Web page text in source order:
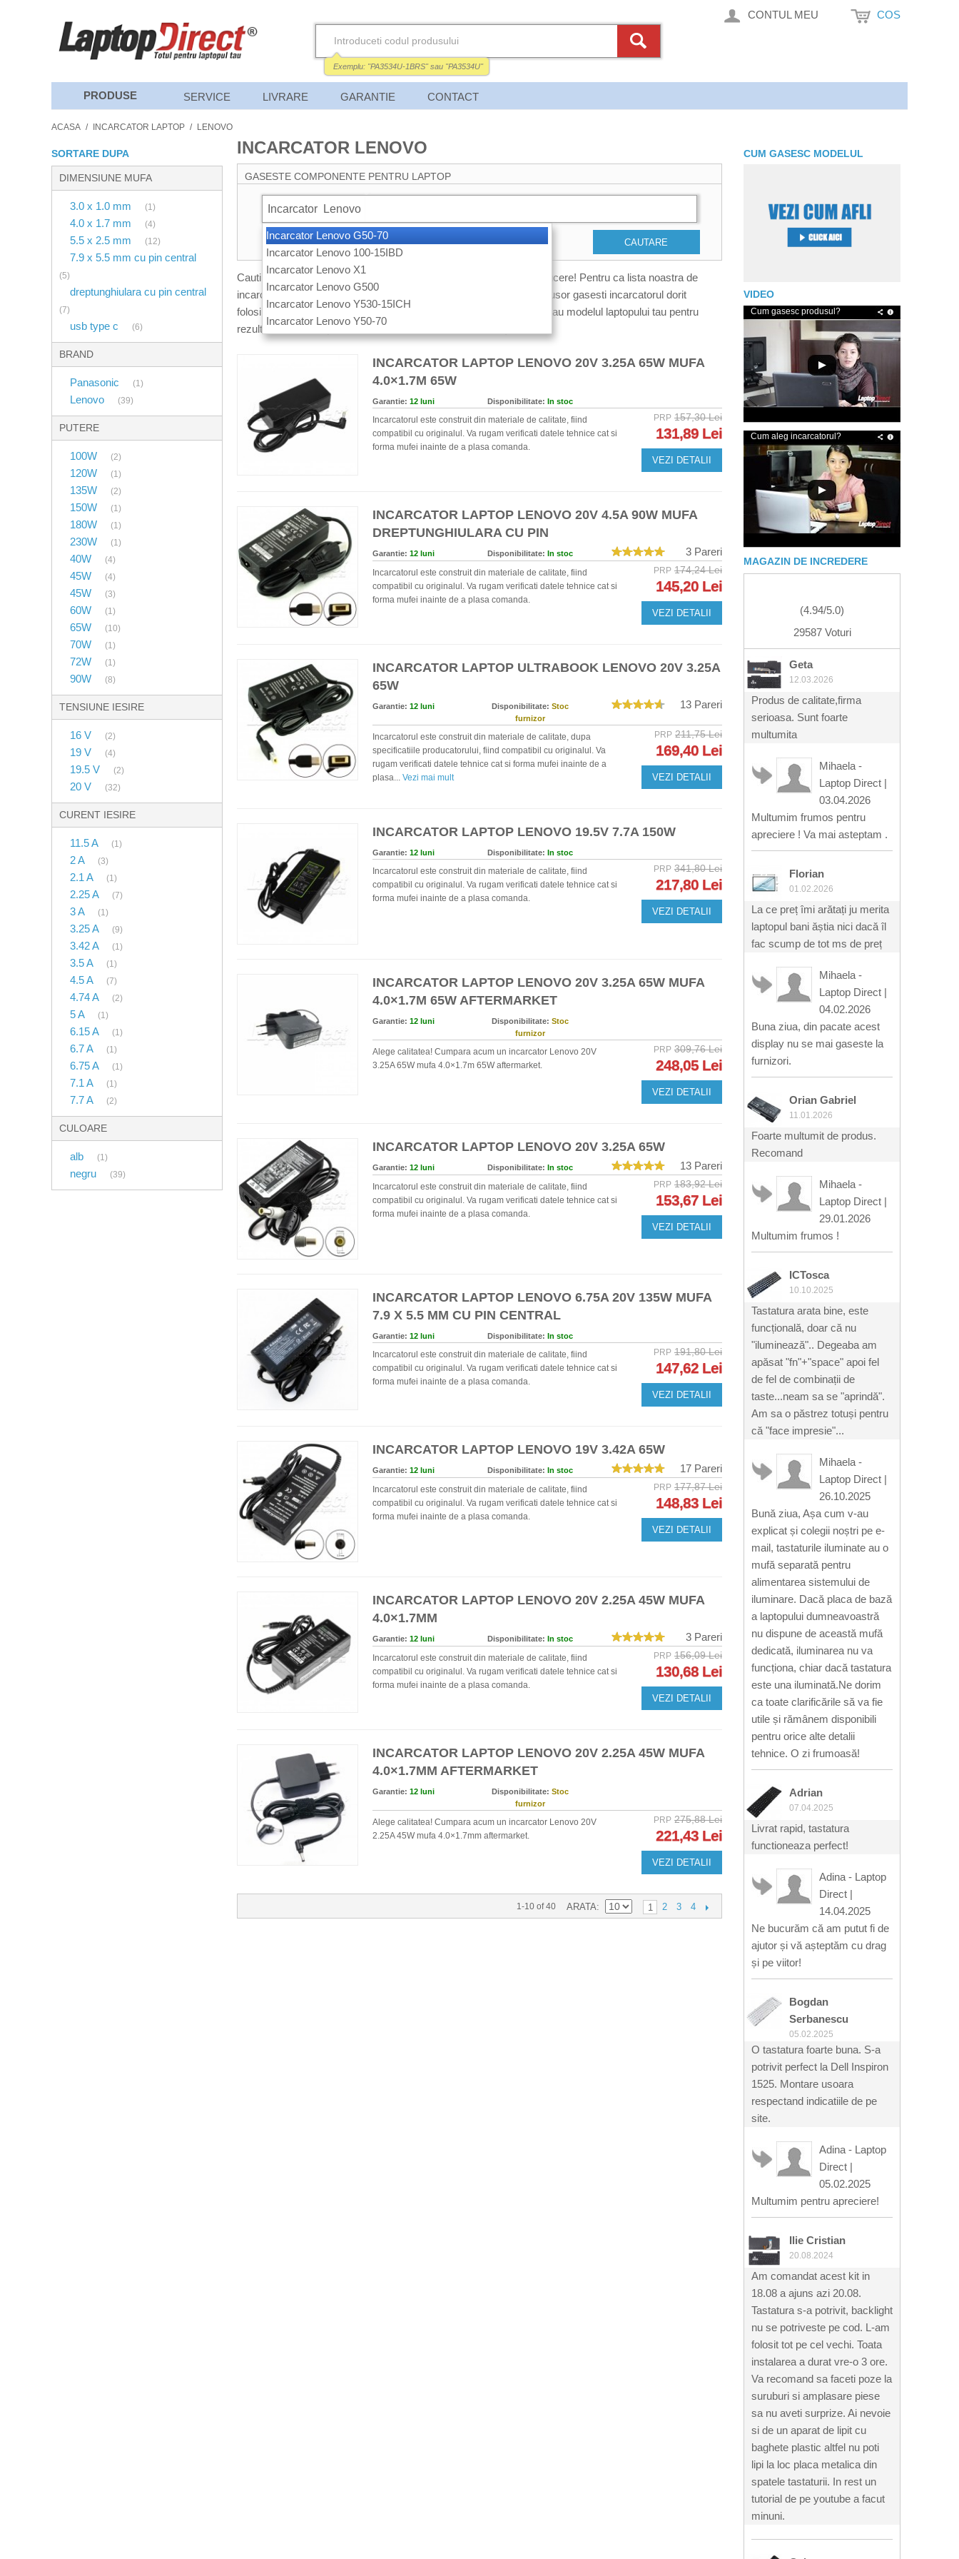
CONTUL MEU COS
PRODUSE SERVICE LIVRARE GARANTIE CONTACT
Exemplu: "PA3534U-1BRS" sau "PA3534U"
ACASA / INCARCATOR LAPTOP / LENOVO
SORTARE DUPA
DIMENSIUNE MUFA
3.0 x 1.0 mm (1)
4.0 x 1.7 mm (4)
5.5 x 2.5 mm (12)
7.9 x 5.5 mm cu pin central
(5)
dreptunghiulara cu pin central
(7)
usb type c (6)
BRAND
Panasonic (1)
Lenovo (39)
PUTERE
100W (2)
120W (1)
135W (2)
150W (1)
180W (1)
230W (1)
40W (4)
45W (4)
45W (3)
60W (1)
65W (10)
70W (1)
72W (1)
90W (8)
TENSIUNE IESIRE
16 V (2)
19 V (4)
19.5 V (2)
20 V (32)
CURENT IESIRE
11.5 A (1)
2 A (3)
2.1 A (1)
2.25 A (7)
3 A (1)
3.25 A (9)
3.42 A (1)
3.5 A (1)
4.5 A (7)
4.74 A (2)
5 A (1)
6.15 A (1)
6.7 A (1)
6.75 A (1)
7.1 A (1)
7.7 A (2)
CULOARE
alb (1)
negru (39)
INCARCATOR LENOVO
GASESTE COMPONENTE PENTRU LAPTOP
Incarcator Lenovo
Incarcator Lenovo G50-70
Incarcator Lenovo 100-15IBD
Incarcator Lenovo X1
Incarcator Lenovo G500
Incarcator Lenovo Y530-15ICH
Incarcator Lenovo Y50-70
CAUTARE
Cauti un incarcator de laptop IBM Lenovo? Noi il avem acum la reducere! Pentru ca lista noastra de
incarcatoare pentru laptopuri IBM Lenovo este foarte mare, cel mai usor gasesti incarcatorul dorit
folosind casuta de cautare de mai sus. Introdu codul incarcatorului sau modelul laptopului tau pentru
rezultate relevante (ex: incarcator T80 sau doar codul T80).
INCARCATOR LAPTOP LENOVO 20V 3.25A 65W MUFA
4.0×1.7M 65W
Garantie: 12 luni Disponibilitate: In stoc
Incarcatorul este construit din materiale de calitate, fiind
compatibil cu originalul. Va rugam verificati datele tehnice cat si
forma mufei inainte de a plasa comanda.
PRP 157,30 Lei
131,89 Lei
VEZI DETALII
INCARCATOR LAPTOP LENOVO 20V 4.5A 90W MUFA
DREPTUNGHIULARA CU PIN
Garantie: 12 luni Disponibilitate: In stoc 3 Pareri
Incarcatorul este construit din materiale de calitate, fiind
compatibil cu originalul. Va rugam verificati datele tehnice cat si
forma mufei inainte de a plasa comanda.
PRP 174,24 Lei
145,20 Lei
VEZI DETALII
INCARCATOR LAPTOP ULTRABOOK LENOVO 20V 3.25A
65W
Garantie: 12 luni Disponibilitate: Stoc
furnizor
13 Pareri
Incarcatorul este construit din materiale de calitate, dupa
specificatiile producatorului, fiind compatibil cu originalul. Va
rugam verificati datele tehnice cat si forma mufei inainte de a
plasa... Vezi mai mult
PRP 211,75 Lei
169,40 Lei
VEZI DETALII
INCARCATOR LAPTOP LENOVO 19.5V 7.7A 150W
Garantie: 12 luni Disponibilitate: In stoc
Incarcatorul este construit din materiale de calitate, fiind
compatibil cu originalul. Va rugam verificati datele tehnice cat si
forma mufei inainte de a plasa comanda.
PRP 341,80 Lei
217,80 Lei
VEZI DETALII
INCARCATOR LAPTOP LENOVO 20V 3.25A 65W MUFA
4.0×1.7M 65W AFTERMARKET
Garantie: 12 luni Disponibilitate: Stoc
furnizor
Alege calitatea! Cumpara acum un incarcator Lenovo 20V
3.25A 65W mufa 4.0×1.7m 65W aftermarket.
PRP 309,76 Lei
248,05 Lei
VEZI DETALII
INCARCATOR LAPTOP LENOVO 20V 3.25A 65W
Garantie: 12 luni Disponibilitate: In stoc 13 Pareri
Incarcatorul este construit din materiale de calitate, fiind
compatibil cu originalul. Va rugam verificati datele tehnice cat si
forma mufei inainte de a plasa comanda.
PRP 183,92 Lei
153,67 Lei
VEZI DETALII
INCARCATOR LAPTOP LENOVO 6.75A 20V 135W MUFA
7.9 X 5.5 MM CU PIN CENTRAL
Garantie: 12 luni Disponibilitate: In stoc
Incarcatorul este construit din materiale de calitate, fiind
compatibil cu originalul. Va rugam verificati datele tehnice cat si
forma mufei inainte de a plasa comanda.
PRP 191,80 Lei
147,62 Lei
VEZI DETALII
INCARCATOR LAPTOP LENOVO 19V 3.42A 65W
Garantie: 12 luni Disponibilitate: In stoc 17 Pareri
Incarcatorul este construit din materiale de calitate, fiind
compatibil cu originalul. Va rugam verificati datele tehnice cat si
forma mufei inainte de a plasa comanda.
PRP 177,87 Lei
148,83 Lei
VEZI DETALII
INCARCATOR LAPTOP LENOVO 20V 2.25A 45W MUFA
4.0×1.7MM
Garantie: 12 luni Disponibilitate: In stoc 3 Pareri
Incarcatorul este construit din materiale de calitate, fiind
compatibil cu originalul. Va rugam verificati datele tehnice cat si
forma mufei inainte de a plasa comanda.
PRP 156,09 Lei
130,68 Lei
VEZI DETALII
INCARCATOR LAPTOP LENOVO 20V 2.25A 45W MUFA
4.0×1.7MM AFTERMARKET
Garantie: 12 luni Disponibilitate: Stoc
furnizor
Alege calitatea! Cumpara acum un incarcator Lenovo 20V
2.25A 45W mufa 4.0×1.7mm aftermarket.
PRP 275,88 Lei
221,43 Lei
VEZI DETALII
1-10 of 40 ARATA 1 2 3 4
CUM GASESC MODELUL
VIDEO
Cum gasesc produsul?
Cum aleg incarcatorul?
MAGAZIN DE INCREDERE
(4.94/5.0)
29587 Voturi
Geta
12.03.2026
Produs de calitate,firma
serioasa. Sunt foarte
multumita
Mihaela -
Laptop Direct |
03.04.2026
Multumim frumos pentru
apreciere ! Va mai asteptam .
Florian
01.02.2026
La ce preț îmi arătați ju merita
laptopul bani ăștia nici dacă îl
fac scump de tot ms de preț
Mihaela -
Laptop Direct |
04.02.2026
Buna ziua, din pacate acest
display nu se mai gaseste la
furnizori.
Orian Gabriel
11.01.2026
Foarte multumit de produs.
Recomand
Mihaela -
Laptop Direct |
29.01.2026
Multumim frumos !
ICTosca
10.10.2025
Tastatura arata bine, este
funcțională, doar că nu
"iluminează".. Degeaba am
apăsat "fn"+"space" apoi fel
de fel de combinații de
taste...neam sa se "aprindă".
Am sa o păstrez totuși pentru
că "face impresie"...
Mihaela -
Laptop Direct |
26.10.2025
Bună ziua, Așa cum v-au
explicat și colegii noștri pe e-
mail, tastaturile iluminate au o
mufă separată pentru
alimentarea sistemului de
iluminare. Dacă placa de bază
a laptopului dumneavoastră
nu dispune de această mufă
dedicată, iluminarea nu va
funcționa, chiar dacă tastatura
este una iluminată.Ne dorim
ca toate clarificările să va fie
utile și rămânem disponibili
pentru orice alte detalii
tehnice. O zi frumoasă!
Adrian
07.04.2025
Livrat rapid, tastatura
functioneaza perfect!
Adina - Laptop
Direct |
14.04.2025
Ne bucurăm că am putut fi de
ajutor și vă așteptăm cu drag
și pe viitor!
Bogdan
Serbanescu
05.02.2025
O tastatura foarte buna. S-a
potrivit perfect la Dell Inspiron
1525. Montare usoara
respectand indicatiile de pe
site.
Adina - Laptop
Direct |
05.02.2025
Multumim pentru apreciere!
Ilie Cristian
20.08.2024
Am comandat acest kit in
18.08 a ajuns azi 20.08.
Tastatura s-a potrivit, backlight
nu se potriveste pe cod. L-am
folosit tot pe cel vechi. Toata
instalarea a durat vre-o 3 ore.
Va recomand sa faceti poze la
suruburi si amplasare piese
sa nu aveti surprize. Ai nevoie
si de un aparat de lipit cu
baghete plastic altfel nu poti
lipi la loc placa metalica din
spatele tastaturii. In rest un
tutorial de pe youtube a facut
minuni.